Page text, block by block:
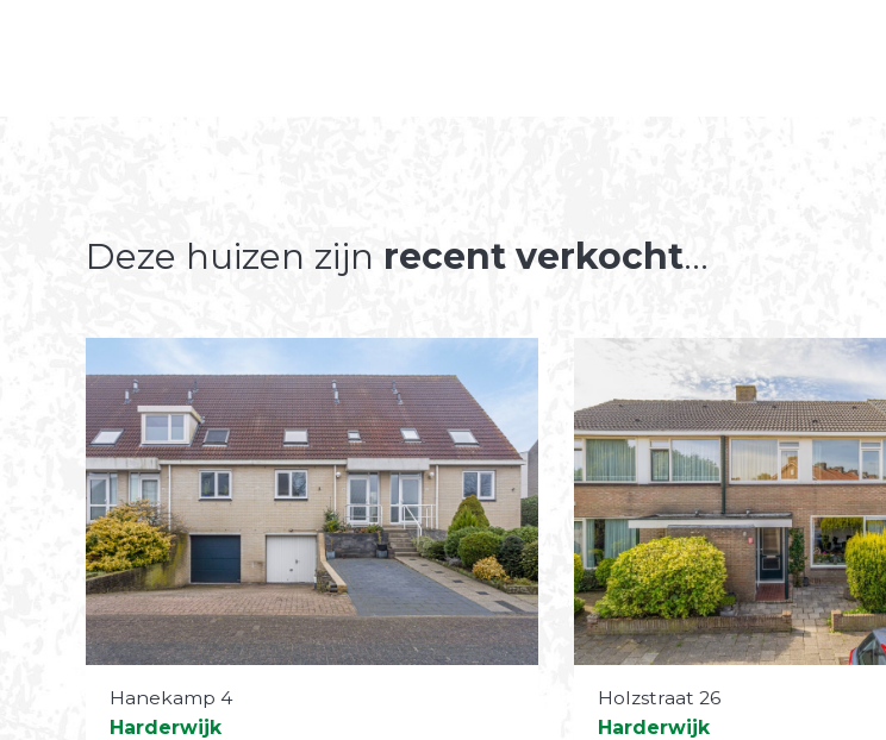
Deze huizen zijn recent verkocht...
Hanekamp 4
Harderwijk
Holzstraat 26
Harderwijk